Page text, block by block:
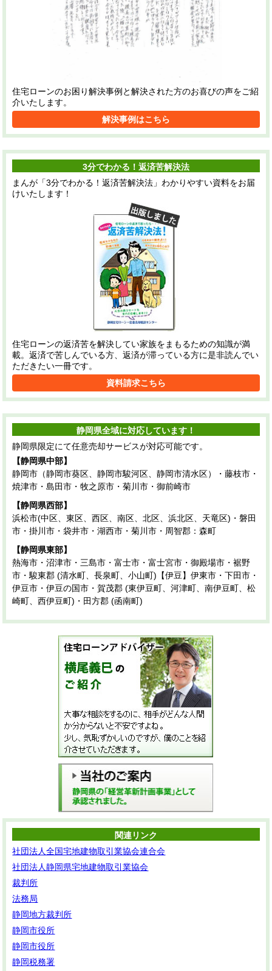
住宅ローンのお困り解決事例と解決された方のお喜びの声をご紹
介いたします。
解決事例はこちら
3分でわかる！返済苦解決法
まんが「3分でわかる！返済苦解決法」わかりやすい資料をお届
けいたします！
住宅ローンの返済苦を解決してい家族をまもるための知識が満
載。返済で苦しんでいる方、返済が滞っている方に是非読んでい
ただきたい一冊です。
資料請求こちら
静岡県全域に対応しています！
静岡県限定にて任意売却サービスが対応可能です。
【静岡県中部】
静岡市（静岡市葵区、静岡市駿河区、静岡市清水区）・藤枝市・
焼津市・島田市・牧之原市・菊川市・御前崎市
【静岡県西部】
浜松市(中区、東区、西区、南区、北区、浜北区、天竜区)・磐田
市・掛川市・袋井市・湖西市・菊川市・周智郡：森町
【静岡県東部】
熱海市・沼津市・三島市・富士市・富士宮市・御殿場市・裾野
市・駿東郡 (清水町、長泉町、小山町)【伊豆】伊東市・下田市・
伊豆市・伊豆の国市・賀茂郡 (東伊豆町、河津町、南伊豆町、松
崎町、西伊豆町)・田方郡 (函南町)
関連リンク
社団法人全国宅地建物取引業協会連合会
社団法人静岡県宅地建物取引業協会
裁判所
法務局
静岡地方裁判所
静岡市役所
静岡市役所
静岡税務署